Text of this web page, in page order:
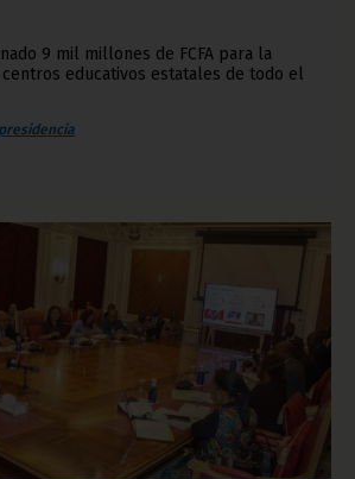
9 mil millones de FCFA para la
educativos estatales de todo el